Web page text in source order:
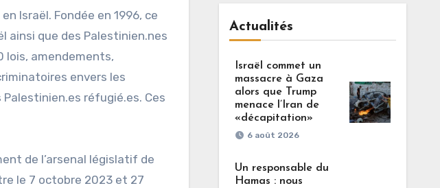
Israël. Fondée en 1996, ce
ainsi que des Palestinien.nes
lois, amendements,
envers les
réfugié.es. Ces
de l’arsenal législatif de
le 7 octobre 2023 et 27
Actualités
Israël commet un
massacre à Gaza
alors que Trump
menace l’Iran de
«décapitation»
6 août 2026
Un responsable du
Hamas : nous